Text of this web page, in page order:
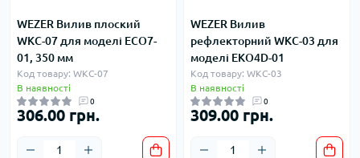
WEZER Вилив плоский
WKC-07 для моделі ЕСО7-
01, 350 мм
Код товару: WKC-07
В наявності
0
306.00 грн.
WEZER Вилив
рефлекторний WKC-03 для
моделі ЕКО4D-01
Код товару: WKC-03
В наявності
0
309.00 грн.